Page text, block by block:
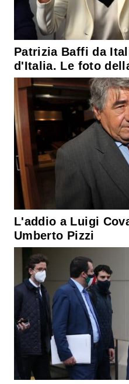
Patrizia Baffi da
d'Italia. Le foto
L'addio a Luigi
Umberto Pizzi